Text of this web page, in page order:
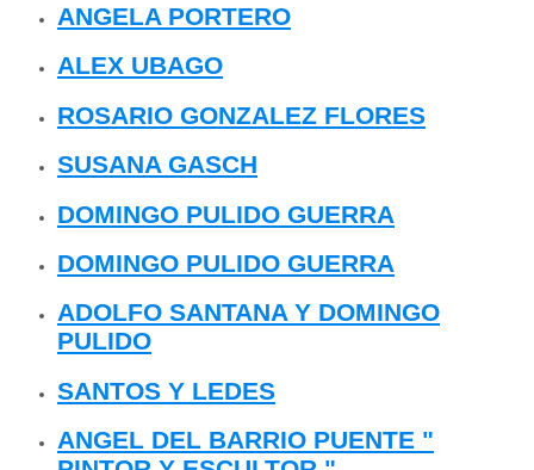
ANGELA PORTERO
ALEX UBAGO
ROSARIO GONZALEZ FLORES
SUSANA GASCH
DOMINGO PULIDO GUERRA
DOMINGO PULIDO GUERRA
ADOLFO SANTANA Y DOMINGO
PULIDO
SANTOS Y LEDES
ANGEL DEL BARRIO PUENTE "